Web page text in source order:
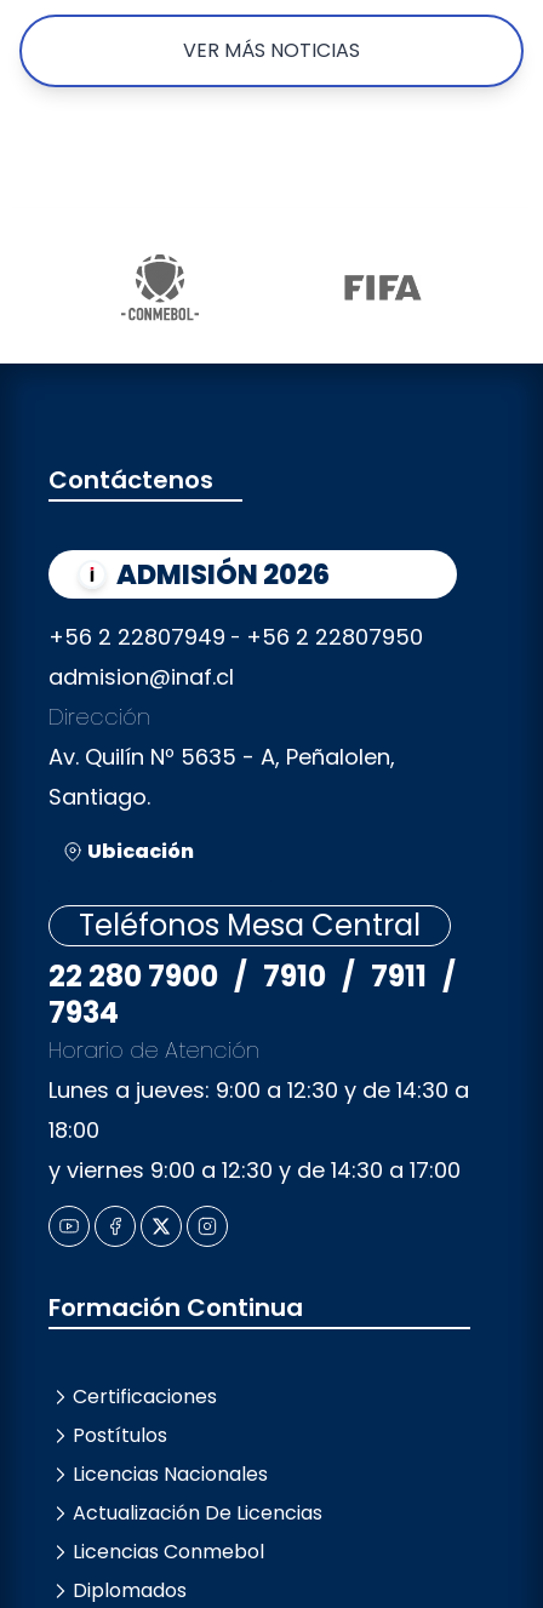
VER MÁS NOTICIAS
Contáctenos
ADMISIÓN 2026
+56 2 22807949 - +56 2 22807950
admision@inaf.cl
Dirección
Av. Quilín Nº 5635 - A, Peñalolen,
Santiago.
Ubicación
Teléfonos Mesa Central
22 280 7900 / 7910 / 7911 /
7934
Horario de Atención
Lunes a jueves: 9:00 a 12:30 y de 14:30 a
18:00
y viernes 9:00 a 12:30 y de 14:30 a 17:00
Formación Continua
Certificaciones
Postítulos
Licencias Nacionales
Actualización De Licencias
Licencias Conmebol
Diplomados